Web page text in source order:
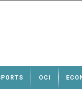
OCI